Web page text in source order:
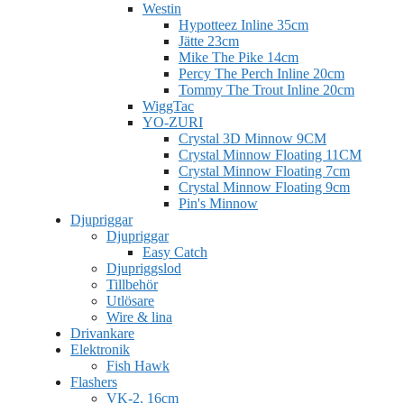
Westin
Hypotteez Inline 35cm
Jätte 23cm
Mike The Pike 14cm
Percy The Perch Inline 20cm
Tommy The Trout Inline 20cm
WiggTac
YO-ZURI
Crystal 3D Minnow 9CM
Crystal Minnow Floating 11CM
Crystal Minnow Floating 7cm
Crystal Minnow Floating 9cm
Pin's Minnow
Djupriggar
Djupriggar
Easy Catch
Djupriggslod
Tillbehör
Utlösare
Wire & lina
Drivankare
Elektronik
Fish Hawk
Flashers
VK-2. 16cm